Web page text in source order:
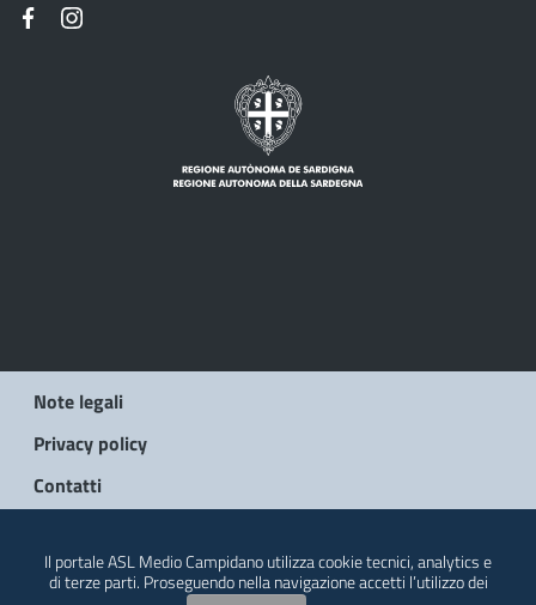
Note legali
Privacy policy
Contatti
Il portale ASL Medio Campidano utilizza cookie tecnici, analytics e
di terze parti. Proseguendo nella navigazione accetti l’utilizzo dei